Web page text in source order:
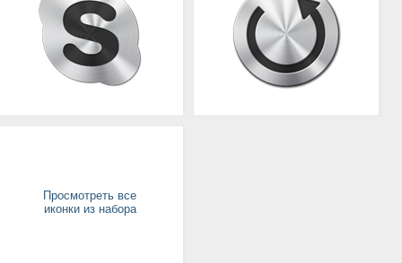
Просмотреть все
иконки из набора